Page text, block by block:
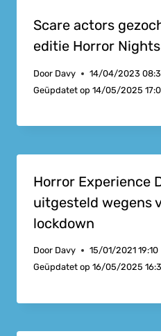
Scare actors
editie Horror
Door Davy
14/04/2023
Geüpdatet op 14/05/2025
Horror Experience
uitgesteld wegens
lockdown
Door Davy
15/01/2021 19:10
Geüpdatet op 16/05/2025